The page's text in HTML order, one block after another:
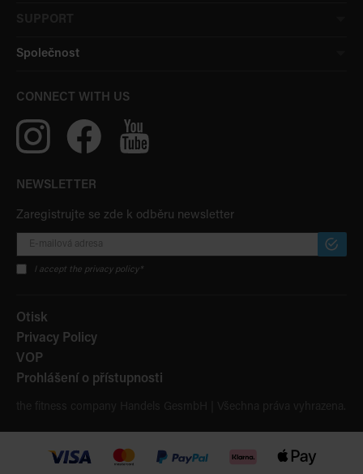
Společnost
CONNECT WITH US
NEWSLETTER
Zaregistrujte se zde k odběru newsletter
I accept the privacy policy*
Otisk
Privacy Policy
VOP
Prohlášení o přístupnosti